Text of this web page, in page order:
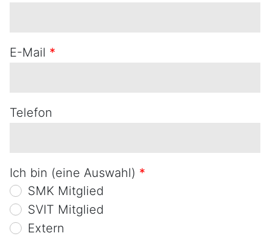
E-Mail *
Telefon
Ich bin (eine Auswahl) *
SMK Mitglied
SVIT Mitglied
Extern